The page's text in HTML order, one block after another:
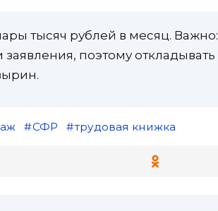
тысяч рублей в месяц. Важно:
поэтому откладывать
СФР трудовая книжка